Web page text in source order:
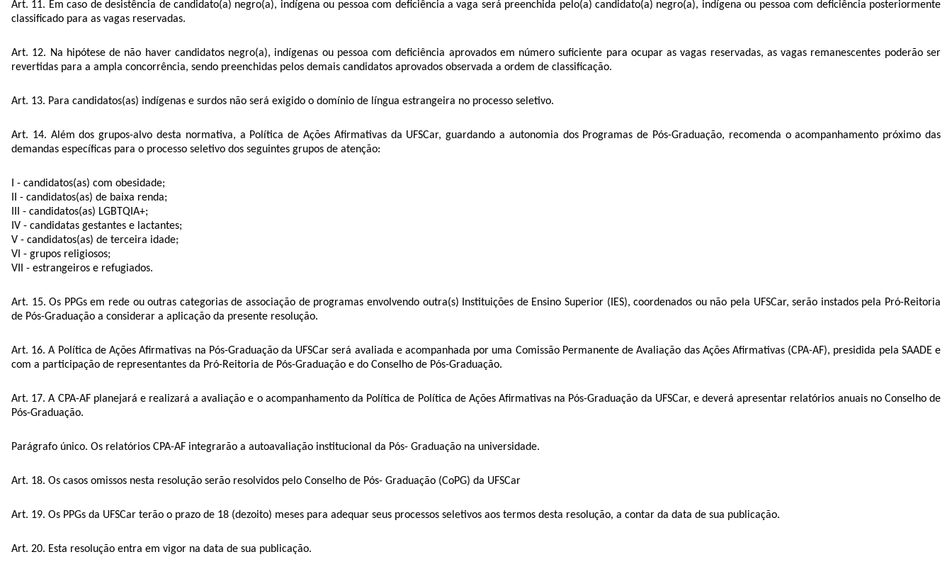
Art. 11. Em caso de desistência de candidato(a) negro(a), indígena ou pessoa com deficiência a vaga será preenchida pelo(a) candidato(a) negro(a), indígena ou pessoa com deficiência posteriormente
classificado para as vagas reservadas.
Art. 12. Na hipótese de não haver candidatos negro(a), indígenas ou pessoa com deficiência aprovados em número suficiente para ocupar as vagas reservadas, as vagas remanescentes poderão ser
revertidas para a ampla concorrência, sendo preenchidas pelos demais candidatos aprovados observada a ordem de classificação.
Art. 13. Para candidatos(as) indígenas e surdos não será exigido o domínio de língua estrangeira no processo seletivo.
Art. 14. Além dos grupos-alvo desta normativa, a Política de Ações Afirmativas da UFSCar, guardando a autonomia dos Programas de Pós-Graduação, recomenda o acompanhamento próximo das
demandas específicas para o processo seletivo dos seguintes grupos de atenção:
I - candidatos(as) com obesidade;
II - candidatos(as) de baixa renda;
III - candidatos(as) LGBTQIA+;
IV - candidatas gestantes e lactantes;
V - candidatos(as) de terceira idade;
VI - grupos religiosos;
VII - estrangeiros e refugiados.
Art. 15. Os PPGs em rede ou outras categorias de associação de programas envolvendo outra(s) Instituições de Ensino Superior (IES), coordenados ou não pela UFSCar, serão instados pela Pró-Reitoria
de Pós-Graduação a considerar a aplicação da presente resolução.
Art. 16. A Política de Ações Afirmativas na Pós-Graduação da UFSCar será avaliada e acompanhada por uma Comissão Permanente de Avaliação das Ações Afirmativas (CPA-AF), presidida pela SAADE e
com a participação de representantes da Pró-Reitoria de Pós-Graduação e do Conselho de Pós-Graduação.
Art. 17. A CPA-AF planejará e realizará a avaliação e o acompanhamento da Política de Política de Ações Afirmativas na Pós-Graduação da UFSCar, e deverá apresentar relatórios anuais no Conselho de
Pós-Graduação.
Parágrafo único. Os relatórios CPA-AF integrarão a autoavaliação institucional da Pós- Graduação na universidade.
Art. 18. Os casos omissos nesta resolução serão resolvidos pelo Conselho de Pós- Graduação (CoPG) da UFSCar
Art. 19. Os PPGs da UFSCar terão o prazo de 18 (dezoito) meses para adequar seus processos seletivos aos termos desta resolução, a contar da data de sua publicação.
Art. 20. Esta resolução entra em vigor na data de sua publicação.